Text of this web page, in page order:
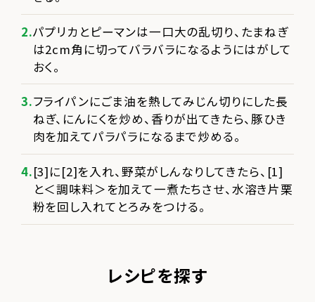
パプリカとピーマンは一口大の乱切り、たまねぎ
は2cm角に切ってバラバラになるようにはがして
おく。
フライパンにごま油を熱してみじん切りにした長
ねぎ、にんにくを炒め、香りが出てきたら、豚ひき
肉を加えてパラパラになるまで炒める。
[3]に[2]を入れ、野菜がしんなりしてきたら、[1]
と＜調味料＞を加えて一煮たちさせ、水溶き片栗
粉を回し入れてとろみをつける。
レシピを探す